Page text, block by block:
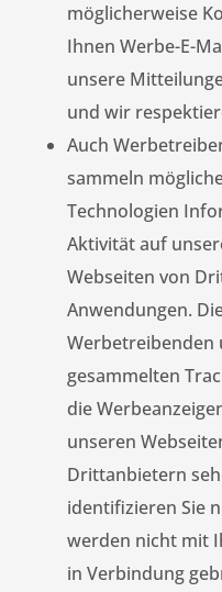
möglicherweise
Ihnen Werbe-E-
unsere
und wir
Auch
sammeln
Technologien
Aktivität auf
Webseiten von
Anwendungen.
gesammelten
die
unseren
Drittanbietern
identifizieren Sie
werden nicht mit
in Verbindung